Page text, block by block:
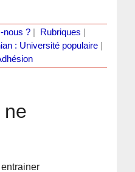
nous ?| Rubriques
: Université populaire
ne